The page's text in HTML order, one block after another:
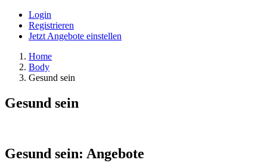
Login
Registrieren
Jetzt Angebote einstellen
Home
Body
Gesund sein
Gesund sein
Gesund sein: Angebote